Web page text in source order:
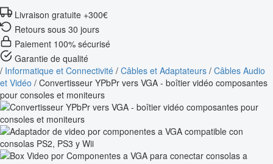
Livraison gratuite +300€
Retours sous 30 jours
Paiement 100% sécurisé
Garantie de qualité
/ Informatique et Connectivité / Câbles et Adaptateurs / Câbles Audio
et Vidéo / Convertisseur YPbPr vers VGA - boîtier vidéo composantes
pour consoles et moniteurs